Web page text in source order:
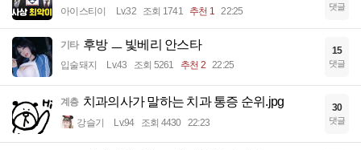
아이스티이 Lv.32 조회 1741 추천 1 22:25 댓글
기타 후방 ㅡ 빛베리 안스타
입술돼지 Lv.43 조회 5261 추천 2 22:25
15
댓글
계층 치과의사가 말하는 치과 통증 순위.jpg
강슬기 Lv.94 조회 4430 22:23
30
댓글